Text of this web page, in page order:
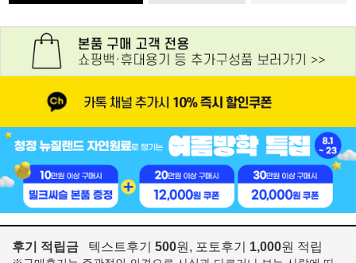
후기 적립금 텍스트후기 500원, 포토후기 1,000원 적립